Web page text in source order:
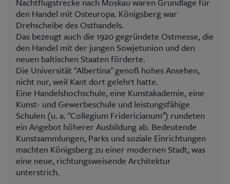
den Handel mit Osteuropa. Königsberg war
Drehscheibe des Osthandels.
Das bezeugt auch die 1920 gegründete Ostmesse, die
den Handel mit der jungen Sowjetunion und den
neuen baltischen Staaten förderte.
Die Universität "Albertina" genoß hohes Ansehen,
nicht nur, weil Kant dort gelehrt hatte.
Eine Handelshochschule, eine Kunstakademie, eine
Kunst- und Gewerbeschule und leistungsfähige
Schulen (u. a. "Collegium Fridericianum") rundeten
ein Angebot höherer Ausbildung ab. Bedeutende
Kunstsammlungen, Parks und soziale Einrichtungen
machten Königsberg zu einer modernen Stadt, was
eine neue, richtungsweisende Architektur
unterstrich.